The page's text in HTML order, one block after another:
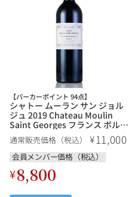
【パーカーポイント 94点】
シャトー ムーラン サン ジョル
ジュ 2019 Chateau Moulin
Saint Georges フランス ボルド
ー 赤ワイン
通常販売価格（税込） ¥11,000
会員メンバー価格（税込）
¥8,800